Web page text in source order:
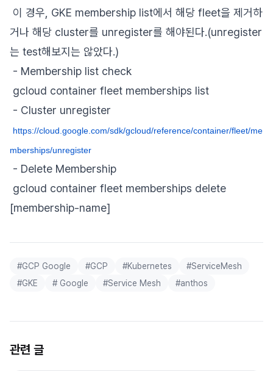
이 경우, GKE membership list에서 해당 fleet을 제거하
거나 해당 cluster를 unregister를 해야된다.(unregister
는 test해보지는 않았다.)
- Membership list check
gcloud container fleet memberships list
- Cluster unregister
https://cloud.google.com/sdk/gcloud/reference/container/fleet/me
mberships/unregister
- Delete Membership
gcloud container fleet memberships delete
[membership-name]
#GCP Google #GCP #Kubernetes #ServiceMesh
#GKE #Google #Service Mesh #anthos
관련 글